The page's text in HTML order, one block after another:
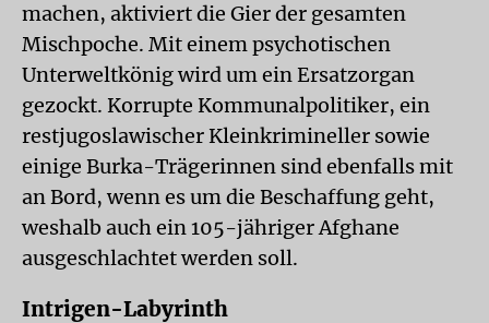
machen, aktiviert die Gier der gesamten
Mischpoche. Mit einem psychotischen
Unterweltkönig wird um ein Ersatzorgan
gezockt. Korrupte Kommunalpolitiker, ein
restjugoslawischer Kleinkrimineller sowie
einige Burka-Trägerinnen sind ebenfalls mit
an Bord, wenn es um die Beschaffung geht,
weshalb auch ein 105-jähriger Afghane
ausgeschlachtet werden soll.
Intrigen-Labyrinth